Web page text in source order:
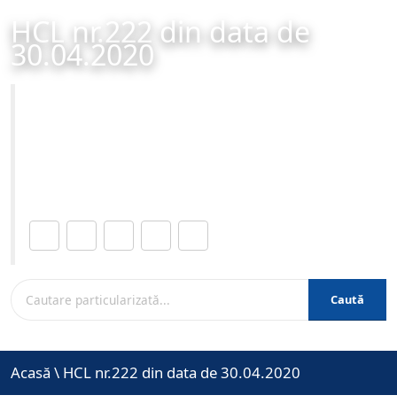
HCL nr.222 din data de
30.04.2020
Caută
Acasă \ HCL nr.222 din data de 30.04.2020